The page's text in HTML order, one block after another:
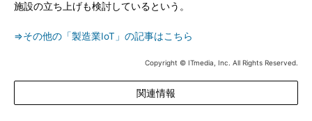
施設の立ち上げも検討しているという。
⇒その他の「製造業IoT」の記事はこちら
Copyright © ITmedia, Inc. All Rights Reserved.
関連情報